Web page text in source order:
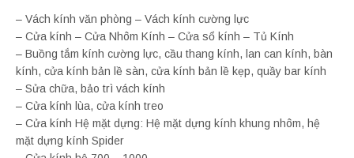
– Vách kính văn phòng – Vách kính cường lực
– Cửa kính – Cửa Nhôm Kính – Cửa sổ kính – Tủ Kính
– Buồng tắm kính cường lực, cầu thang kính, lan can kính, bàn
kính, cửa kính bản lề sàn, cửa kính bản lề kẹp, quầy bar kính
– Sửa chữa, bảo trì vách kính
– Cửa kính lùa, cửa kính treo
– Cửa kính Hệ mặt dựng: Hệ mặt dựng kính khung nhôm, hệ
mặt dựng kính Spider